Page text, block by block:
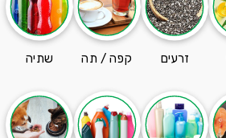
זרעים קפה / תה שתיה